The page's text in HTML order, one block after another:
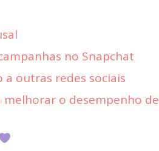
no Snapchat
a outras redes sociais
melhorar o desempenho de